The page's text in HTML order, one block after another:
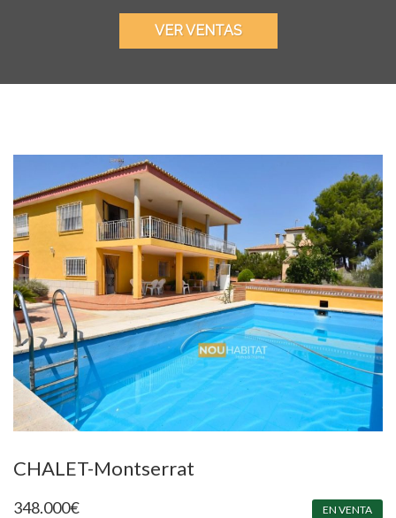
VER VENTAS
CHALET-Montserrat
348.000€ EN VENTA